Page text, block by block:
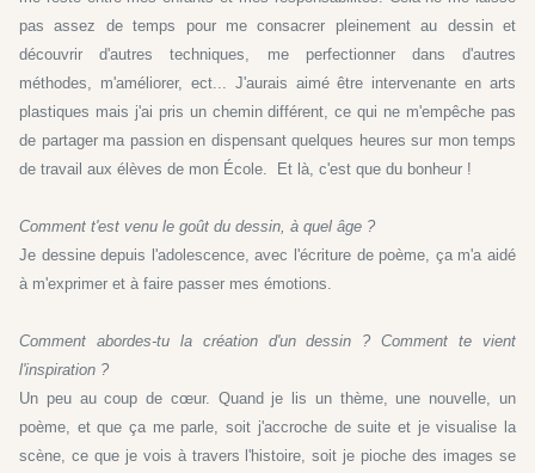
pas assez de temps pour me consacrer pleinement au dessin et
découvrir d'autres techniques, me perfectionner dans d'autres
méthodes, m'améliorer, ect... J'aurais aimé être intervenante en arts
plastiques mais j'ai pris un chemin différent, ce qui ne m'empêche pas
de partager ma passion en dispensant quelques heures sur mon temps
de travail aux élèves de mon École. Et là, c'est que du bonheur !
Comment t'est venu le goût du dessin, à quel âge ?
Je dessine depuis l'adolescence, avec l'écriture de poème, ça m'a aidé
à m'exprimer et à faire passer mes émotions.
Comment abordes-tu la création d'un dessin ? Comment te vient
l'inspiration ?
Un peu au coup de cœur. Quand je lis un thème, une nouvelle, un
poème, et que ça me parle, soit j'accroche de suite et je visualise la
scène, ce que je vois à travers l'histoire, soit je pioche des images se